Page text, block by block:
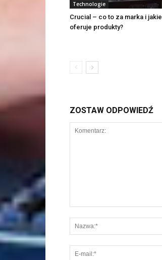
Technologie
Crucial – co to za marka i jakie
oferuje produkty?
ZOSTAW ODPOWIEDŹ